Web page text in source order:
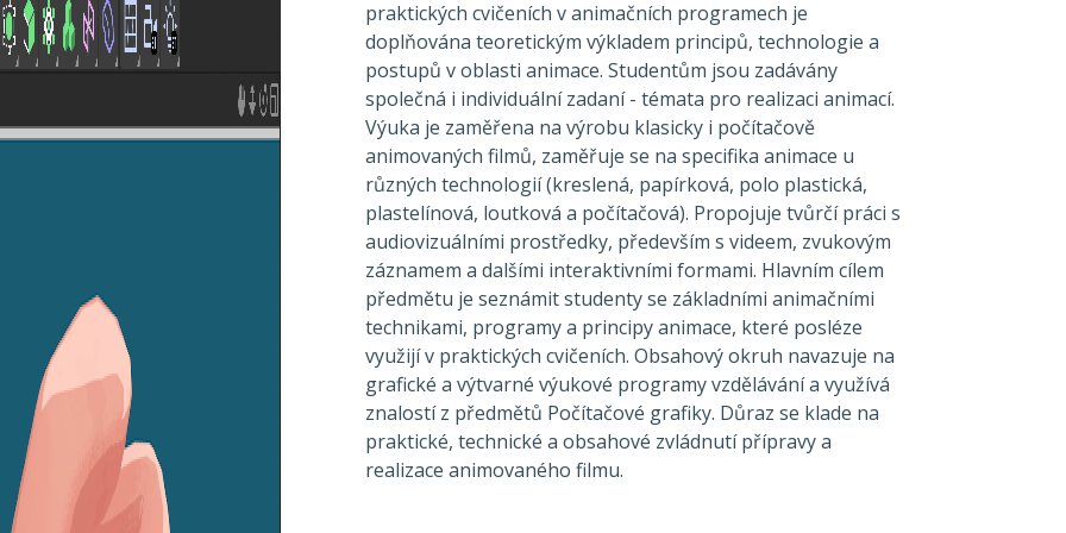
praktických cvičeních v animačních programech je
doplňována teoretickým výkladem principů, technologie a
postupů v oblasti animace. Studentům jsou zadávány
společná i individuální zadaní - témata pro realizaci animací.
Výuka je zaměřena na výrobu klasicky i počítačově
animovaných filmů, zaměřuje se na specifika animace u
různých technologií (kreslená, papírková, polo plastická,
plastelínová, loutková a počítačová). Propojuje tvůrčí práci s
audiovizuálními prostředky, především s videem, zvukovým
záznamem a dalšími interaktivními formami. Hlavním cílem
předmětu je seznámit studenty se základními animačními
technikami, programy a principy animace, které posléze
využijí v praktických cvičeních. Obsahový okruh navazuje na
grafické a výtvarné výukové programy vzdělávání a využívá
znalostí z předmětů Počítačové grafiky. Důraz se klade na
praktické, technické a obsahové zvládnutí přípravy a
realizace animovaného filmu.